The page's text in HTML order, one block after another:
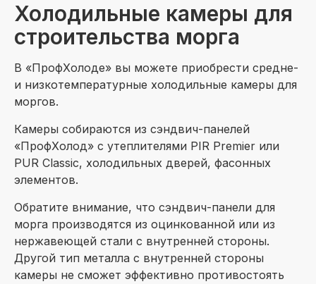
Холодильные камеры для
строительства морга
В «ПрофХолоде» вы можете приобрести средне-
и низкотемпературные холодильные камеры для
моргов.
Камеры собираются из сэндвич-панелей
«ПрофХолод» с утеплителями PIR Premier или
PUR Classic, холодильных дверей, фасонных
элементов.
Обратите внимание, что cэндвич-панели для
морга производятся из оцинкованной или из
нержавеющей стали c внутренней стороны.
Другой тип металла с внутренней стороны
камеры не сможет эффективно противостоять